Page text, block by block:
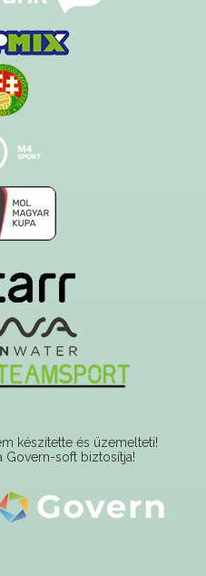
készítette és üzemelteti!